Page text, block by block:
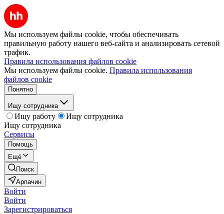
Мы используем файлы cookie, чтобы обеспечивать
правильную работу нашего веб-сайта и анализировать сетевой
трафик.
Правила использования файлов cookie
Мы используем файлы cookie. Правила использования
файлов cookie
Понятно
Ищу сотрудника
Ищу работу
Ищу сотрудника
Ищу сотрудника
Сервисы
Помощь
Ещё
Поиск
Арпачин
Войти
Войти
Зарегистрироваться